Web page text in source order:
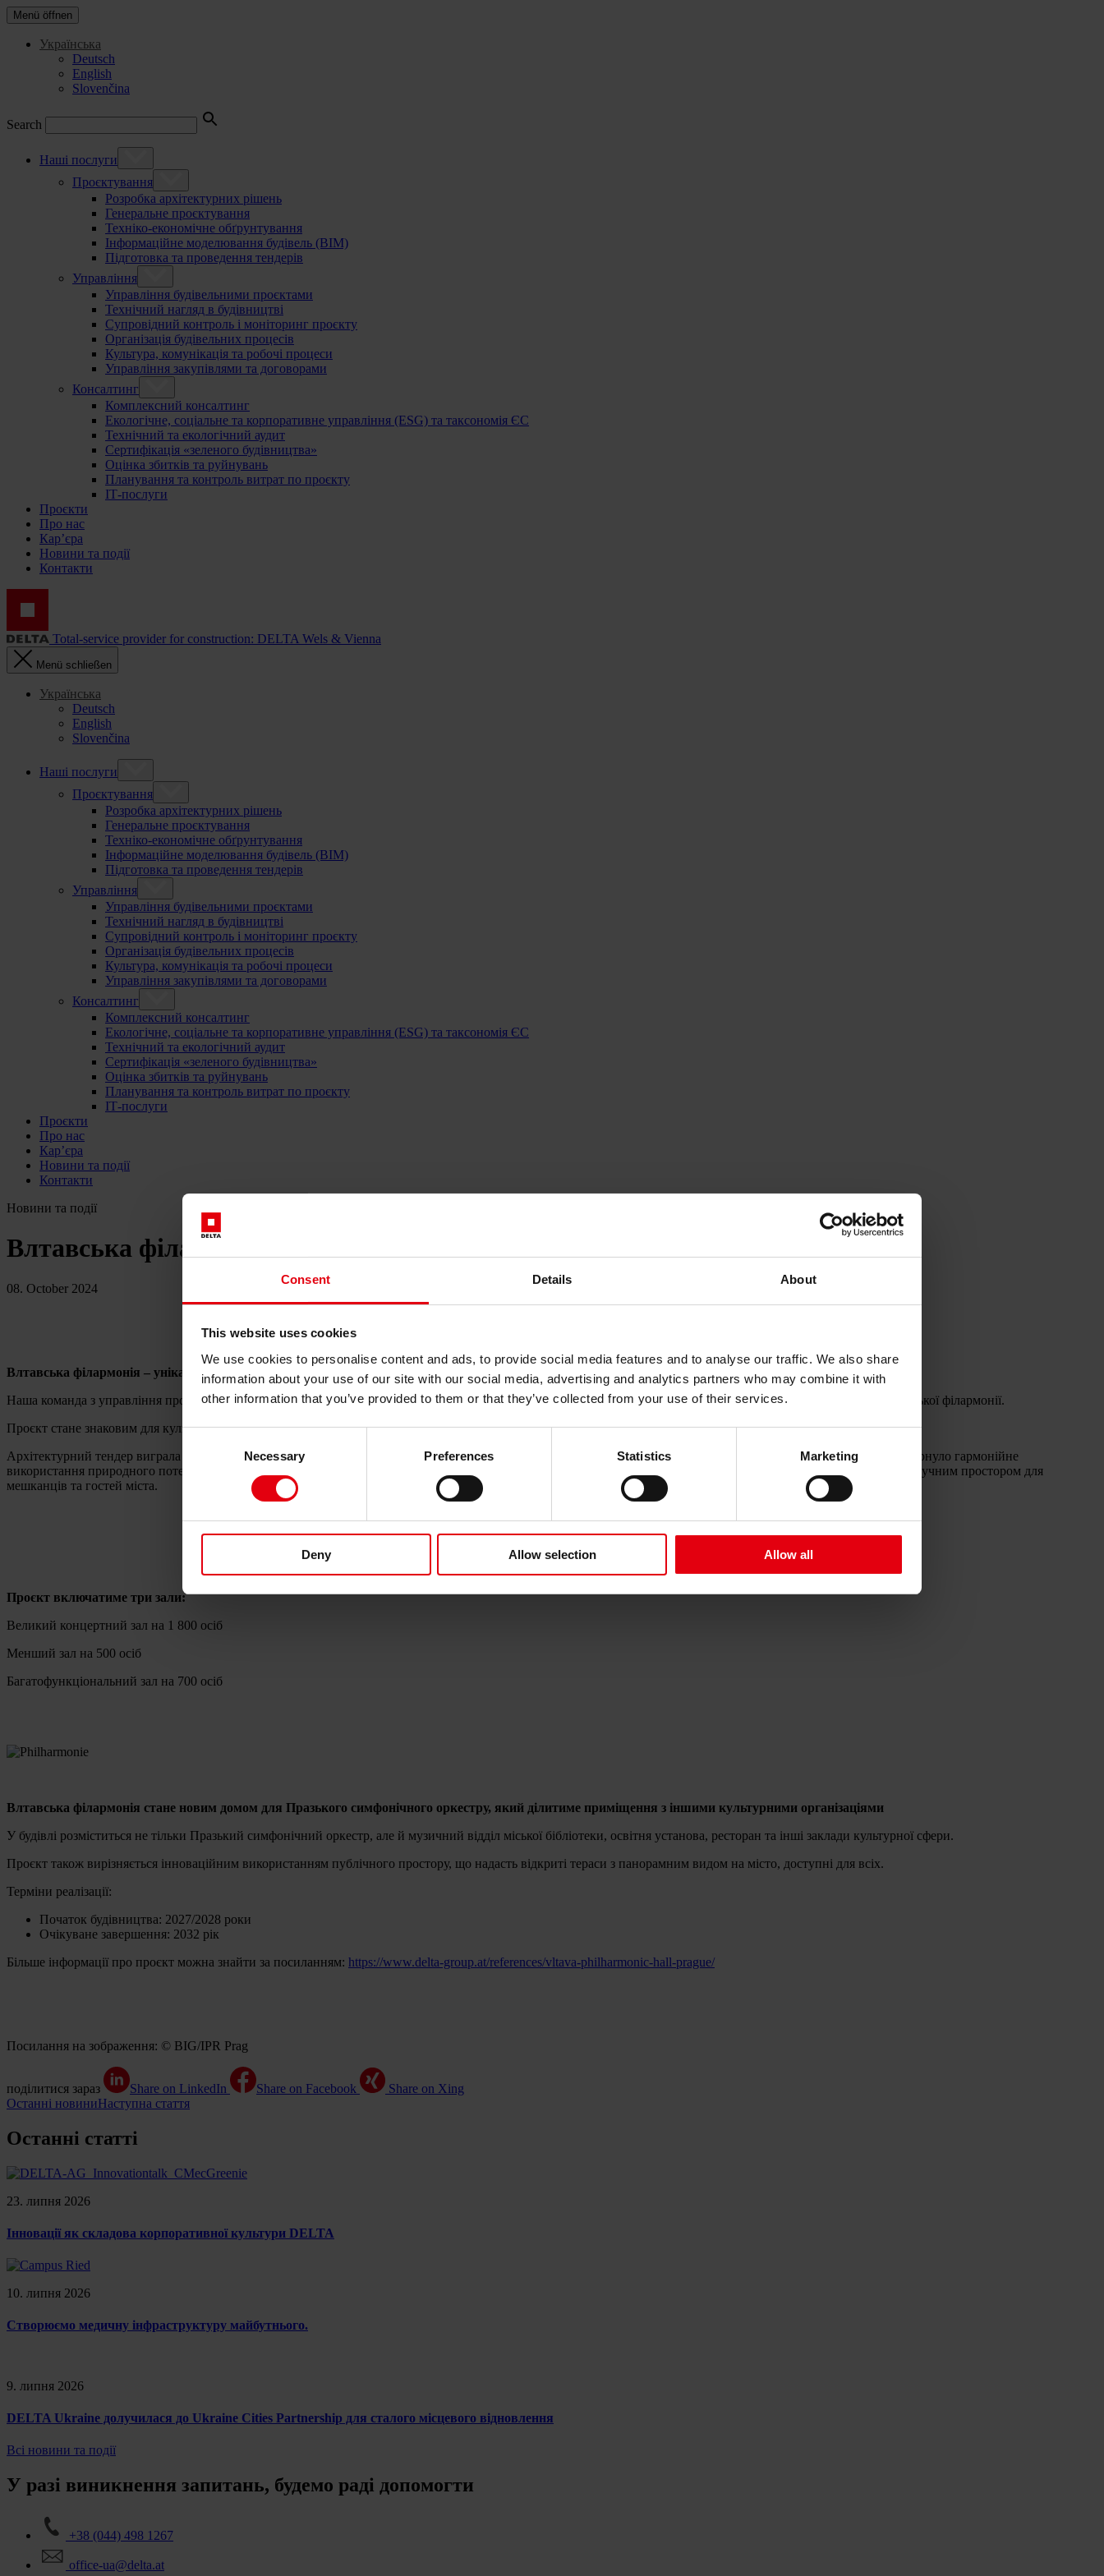
Consent Details About
This website uses cookies
We use cookies to personalise content and ads, to provide social media features and to analyse our traffic. We also share
information about your use of our site with our social media, advertising and analytics partners who may combine it with
other information that you’ve provided to them or that they’ve collected from your use of their services.
Necessary Preferences Statistics Marketing
Deny Allow selection Allow all
Menü öffnen
Українська
Deutsch
English
Slovenčina
Search
Наші послуги
Проєктування
Розробка архітектурних рішень
Генеральне проєктування
Техніко-економічне обґрунтування
Інформаційне моделювання будівель (BIM)
Підготовка та проведення тендерів
Управління
Управління будівельними проєктами
Технічний нагляд в будівництві
Супровідний контроль і моніторинг проєкту
Організація будівельних процесів
Культура, комунікація та робочі процеси
Управління закупівлями та договорами
Консалтинг
Комплексний консалтинг
Екологічне, соціальне та корпоративне управління (ESG) та таксономія ЄС
Технічний та екологічний аудит
Сертифікація «зеленого будівництва»
Оцінка збитків та руйнувань
Планування та контроль витрат по проєкту
ІТ-послуги
Проєкти
Про нас
Кар’єра
Новини та події
Контакти
Total-service provider for construction: DELTA Wels & Vienna
Menü schließen
Українська
Deutsch
English
Slovenčina
Наші послуги
Проєктування
Розробка архітектурних рішень
Генеральне проєктування
Техніко-економічне обґрунтування
Інформаційне моделювання будівель (BIM)
Підготовка та проведення тендерів
Управління
Управління будівельними проєктами
Технічний нагляд в будівництві
Супровідний контроль і моніторинг проєкту
Організація будівельних процесів
Культура, комунікація та робочі процеси
Управління закупівлями та договорами
Консалтинг
Комплексний консалтинг
Екологічне, соціальне та корпоративне управління (ESG) та таксономія ЄС
Технічний та екологічний аудит
Сертифікація «зеленого будівництва»
Оцінка збитків та руйнувань
Планування та контроль витрат по проєкту
ІТ-послуги
Проєкти
Про нас
Кар’єра
Новини та події
Контакти
Новини та події
Влтавська філармонія
08. October 2024
Влтавська філармонія – унікальний музичний комплекс у Празі, район Голешовіце
Наша команда з управління проєктами бере участь у плануванні та будівництві однієї з найважливіших культурних споруд у Празі за останні 140 років — Влтавської філармонії.
Проєкт стане знаковим для культурного життя міста, безпосередньо його будівництвом займатиметься консорціум DELTA-JEG-FEM.
Архітектурний тендер виграла данська компаніяBIG (Bjarke Ingels Group) , яка здобула перемогу серед 19 міжнародних учасників. Особливу увагу проєкту привернуло гармонійне
використання природного потенціалу річки Влтава та створення привабливої рекреаційної зони, що стане не лише частиною культурної інфраструктури, але й зручним простором для
мешканців та гостей міста.
Проєкт включатиме три зали:
Великий концертний зал на 1 800 осіб
Менший зал на 500 осіб
Багатофункціональний зал на 700 осіб
Влтавська філармонія стане новим домом для Празького симфонічного оркестру, який ділитиме приміщення з іншими культурними організаціями
У будівлі розміститься не тільки Празький симфонічний оркестр, але й музичний відділ міської бібліотеки, освітня установа, ресторан та інші заклади культурної сфери.
Проєкт також вирізняється інноваційним використанням публічного простору, що надасть відкриті тераси з панорамним видом на місто, доступні для всіх.
Терміни реалізації:
Початок будівництва: 2027/2028 роки
Очікуване завершення: 2032 рік
Більше інформації про проєкт можна знайти за посиланням: https://www.delta-group.at/references/vltava-philharmonic-hall-prague/
Посилання на зображення: © BIG/IPR Prag
поділитися зараз Share on LinkedIn Share on Facebook
Share on Xing
Останні новиниНаступна стаття
Останні статті
23. липня 2026
Інновації як складова корпоративної культури DELTA
10. липня 2026
Створюємо медичну інфраструктуру майбутнього.
9. липня 2026
DELTA Ukraine долучилася до Ukraine Cities Partnership для сталого місцевого відновлення
Всі новини та події
У разі виникнення запитань, будемо раді допомогти
+38 (044) 498 1267
office-ua@delta.at